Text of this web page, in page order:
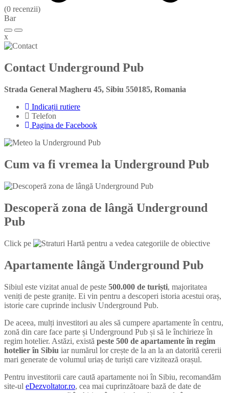
(0 recenzii)
Bar
x
Contact Underground Pub
Strada General Magheru 45, Sibiu 550185, Romania
Indicații rutiere
Telefon
Pagina de Facebook
Cum va fi vremea la Underground Pub
Descoperă zona de lângă Underground
Pub
Click pe pentru a vedea categoriile de obiective
Apartamente lângă Underground Pub
Sibiul este vizitat anual de peste 500.000 de turiști, majoritatea
veniți de peste granițe. Ei vin pentru a descoperi istoria acestui oraș,
istorie care cuprinde inclusiv Underground Pub.
De aceea, mulți investitori au ales să cumpere apartamente în centru,
zonă din care face parte și Underground Pub și să le închirieze în
regim hotelier. Astăzi, există peste 500 de apartamente în regim
hotelier în Sibiu iar numărul lor crește de la an la an datorită cererii
mari generate de volumul uriaș de turiști care vizitează orașul.
Pentru investitorii care caută apartamente noi în Sibiu, recomandăm
site-ul eDezvoltator.ro, cea mai cuprinzătoare bază de date de